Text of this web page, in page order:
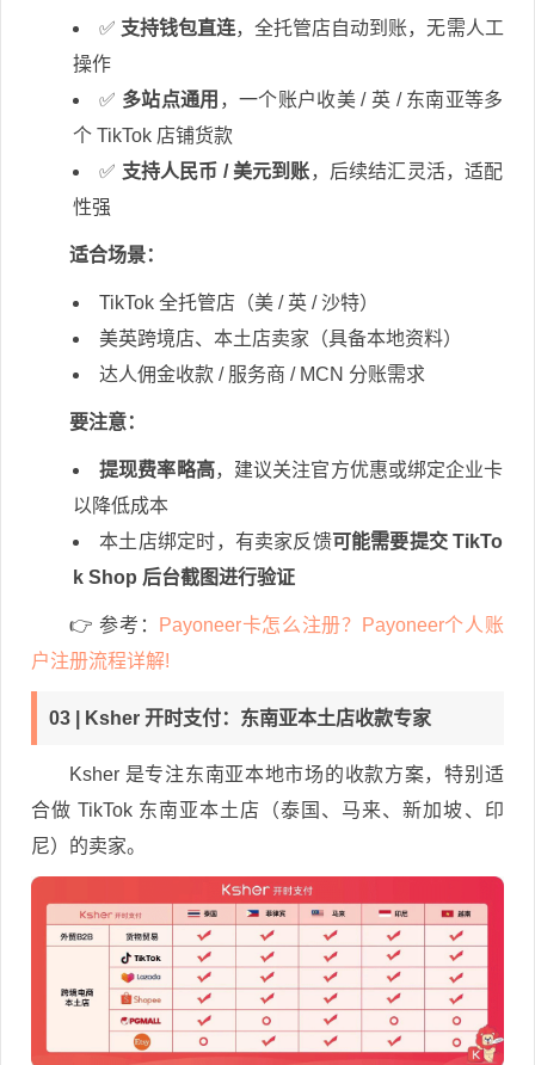
✅ 支持钱包直连，全托管店自动到账，无需人工
操作
✅ 多站点通用 ，一个账户收美 / 英 / 东南亚等多
个 TikTok 店铺货款
✅ 支持人民币 / 美元到账，后续结汇灵活，适配
性强
适合场景：
TikTok 全托管店（美 / 英 / 沙特）
美英跨境店、本土店卖家（具备本地资料）
达人佣金收款 / 服务商 / MCN 分账需求
要注意：
提现费率略高，建议关注官方优惠或绑定企业卡
以降低成本
本土店绑定时，有卖家反馈可能需要提交 TikTo
k Shop 后台截图进行验证
👉参考：
Payoneer卡怎么注册？​Payoneer个人账
户注册流程详解!
03 | Ksher 开时支付：东南亚本土店收款专家
Ksher 是专注东南亚本地市场的收款方案，特别适
合做 TikTok 东南亚本土店（泰国、马来、新加坡、印
尼）的卖家。